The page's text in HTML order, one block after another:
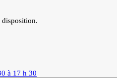
disposition.
à 17 h 30